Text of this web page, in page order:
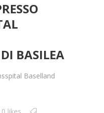
BASILEA
Baselland